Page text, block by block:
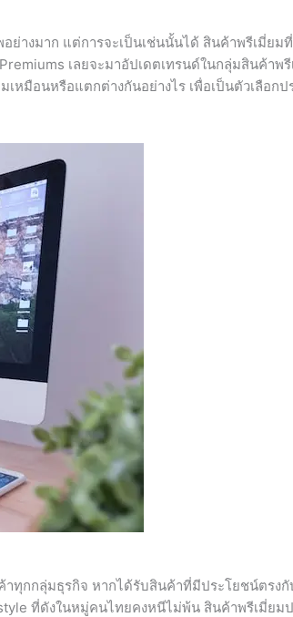
ย่างมาก แต่การจะเป็นเช่นนั้นได้ สินค้าพรีเมี่ยม
เลยจะมาอัปเดตเทรนด์ในกลุ่มสินค้าพ
หมือนหรือแตกต่างกันอย่างไร เพื่อเป็นตัวเลือกป
ทุกกลุ่มธุรกิจ หากได้รับสินค้าที่มีประโยชน์ตรง
ที่ดังในหมู่คนไทยคงหนีไม่พ้น สินค้าพรีเมี่ยม